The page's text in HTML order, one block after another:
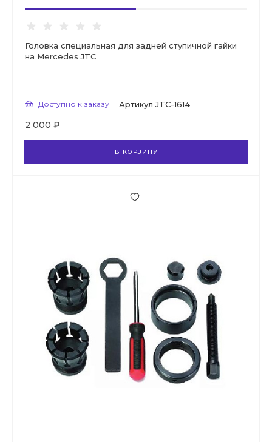
Головка специальная для задней ступичной гайки
на Mercedes JTC
Доступно к заказу Артикул JTC-1614
2 000 ₽
В КОРЗИНУ